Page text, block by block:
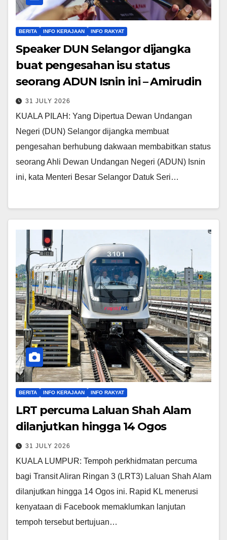
BERITA INFO KERAJAAN INFO RAKYAT
Speaker DUN Selangor dijangka
buat pengesahan isu status
seorang ADUN Isnin ini – Amirudin
31 JULY 2026
KUALA PILAH: Yang Dipertua Dewan Undangan
Negeri (DUN) Selangor dijangka membuat
pengesahan berhubung dakwaan membabitkan status
seorang Ahli Dewan Undangan Negeri (ADUN) Isnin
ini, kata Menteri Besar Selangor Datuk Seri…
BERITA INFO KERAJAAN INFO RAKYAT
LRT percuma Laluan Shah Alam
dilanjutkan hingga 14 Ogos
31 JULY 2026
KUALA LUMPUR: Tempoh perkhidmatan percuma
bagi Transit Aliran Ringan 3 (LRT3) Laluan Shah Alam
dilanjutkan hingga 14 Ogos ini. Rapid KL menerusi
kenyataan di Facebook memaklumkan lanjutan
tempoh tersebut bertujuan…